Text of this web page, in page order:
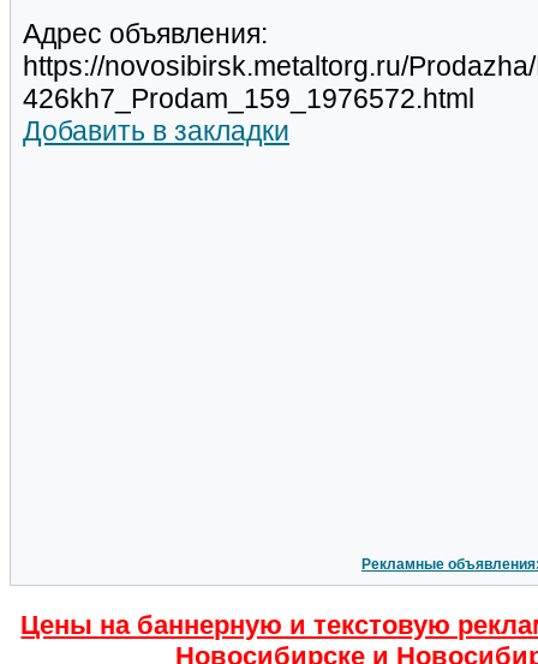
Адрес объявления:
https://novosibirsk.metaltorg.ru/
426kh7_Prodam_159_1976572.html
Добавить в закладки
Рекламные
Цены на баннерную и текстовую
Новосибирске и